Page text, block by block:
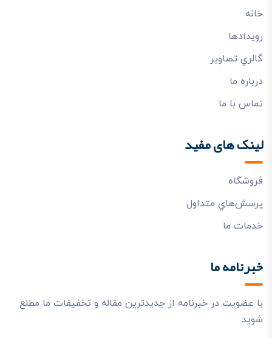
خانه
رويدادها
گالري تصاوير
درباره ما
تماس با ما
لینک های مفید
فروشگاه
پرسش‌هاي متداول
خدمات ما
خبرنامه ما
با عضویت در خبرنامه از جدیدترین مقاله و تخفیفات ما مطلع
شوید.